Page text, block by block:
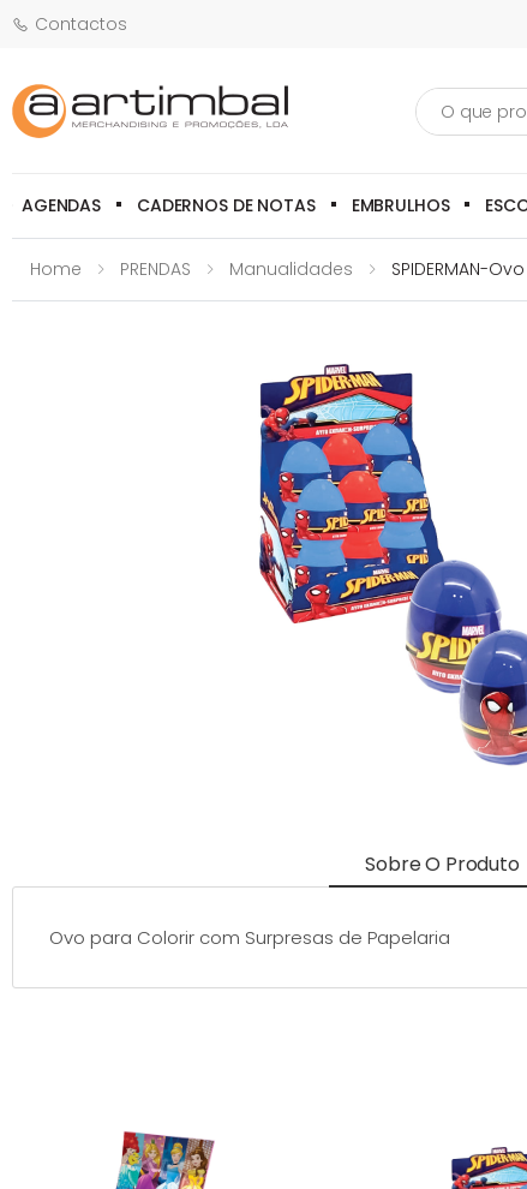
Contactos
Pesquisa
AGENDAS CADERNOS DE NOTAS EMBRULHOS
Home PRENDAS Manualidades SPIDERMAN-
Sobre O Produto
Ovo para Colorir com Surpresas de Papelaria